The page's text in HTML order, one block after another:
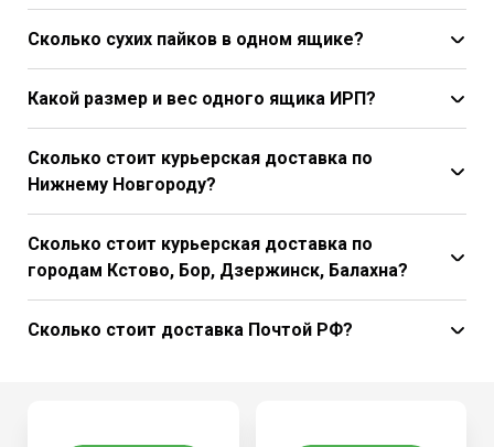
Сколько сухих пайков в одном ящике?
Какой размер и вес одного ящика ИРП?
Сколько стоит курьерская доставка по
Нижнему Новгороду?
Сколько стоит курьерская доставка по
городам Кстово, Бор, Дзержинск, Балахна?
Сколько стоит доставка Почтой РФ?